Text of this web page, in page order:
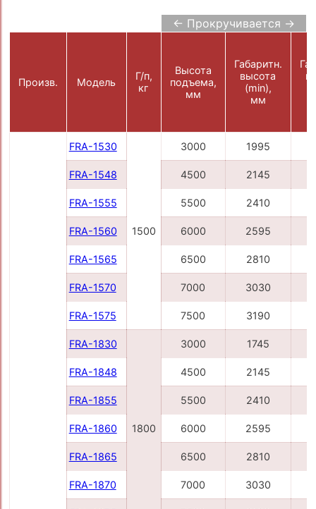
← Прокручивается →
Произв. Модель
Г/п,
кг
Высота
подъема,
мм
Габаритн.
высота
(min),
мм
FRA-1530
1500
3000 1995
FRA-1548 4500 2145
FRA-1555 5500 2410
FRA-1560 6000 2595
FRA-1565 6500 2810
FRA-1570 7000 3030
FRA-1575 7500 3190
FRA-1830
1800
3000 1745
FRA-1848 4500 2145
FRA-1855 5500 2410
FRA-1860 6000 2595
FRA-1865 6500 2810
FRA-1870 7000 3030